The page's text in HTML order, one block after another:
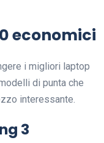
economici
i migliori laptop
di punta che
interessante.
3